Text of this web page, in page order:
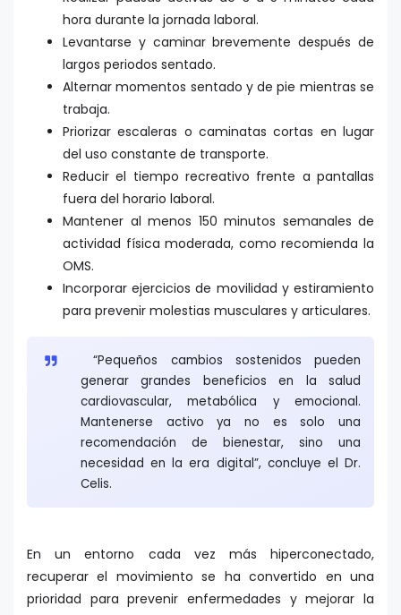
hora durante la jornada laboral.
Levantarse y caminar brevemente después de
largos periodos sentado.
Alternar momentos sentado y de pie mientras se
trabaja.
Priorizar escaleras o caminatas cortas en lugar
del uso constante de transporte.
Reducir el tiempo recreativo frente a pantallas
fuera del horario laboral.
Mantener al menos 150 minutos semanales de
actividad física moderada, como recomienda la
OMS.
Incorporar ejercicios de movilidad y estiramiento
para prevenir molestias musculares y articulares.
“Pequeños cambios sostenidos pueden
generar grandes beneficios en la salud
cardiovascular, metabólica y emocional.
Mantenerse activo ya no es solo una
recomendación de bienestar, sino una
necesidad en la era digital”, concluye el Dr.
Celis.
En un entorno cada vez más hiperconectado,
recuperar el movimiento se ha convertido en una
prioridad para prevenir enfermedades y mejorar la